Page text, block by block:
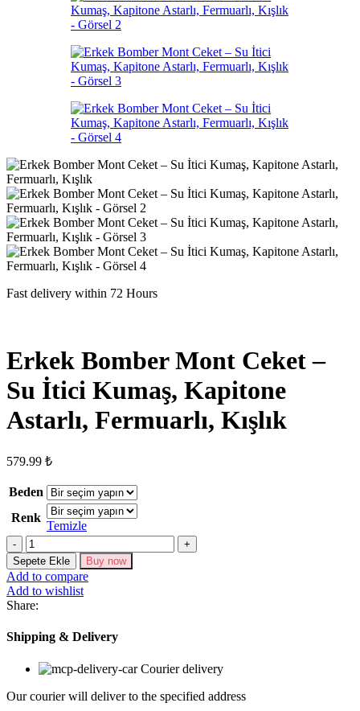
Fast delivery within 72 Hours
Erkek Bomber Mont Ceket –
Su İtici Kumaş, Kapitone
Astarlı, Fermuarlı, Kışlık
579.99 ₺
Beden
Renk
Temizle
Erkek
Bomber
Mont
Ceket
–
Su
İtici
Kumaş,
Astarlı,
Kışlık
Sepete Ekle Buy now
Add to compare
Add to wishlist
Share:
Shipping & Delivery
Courier delivery
Our courier will deliver to the specified address